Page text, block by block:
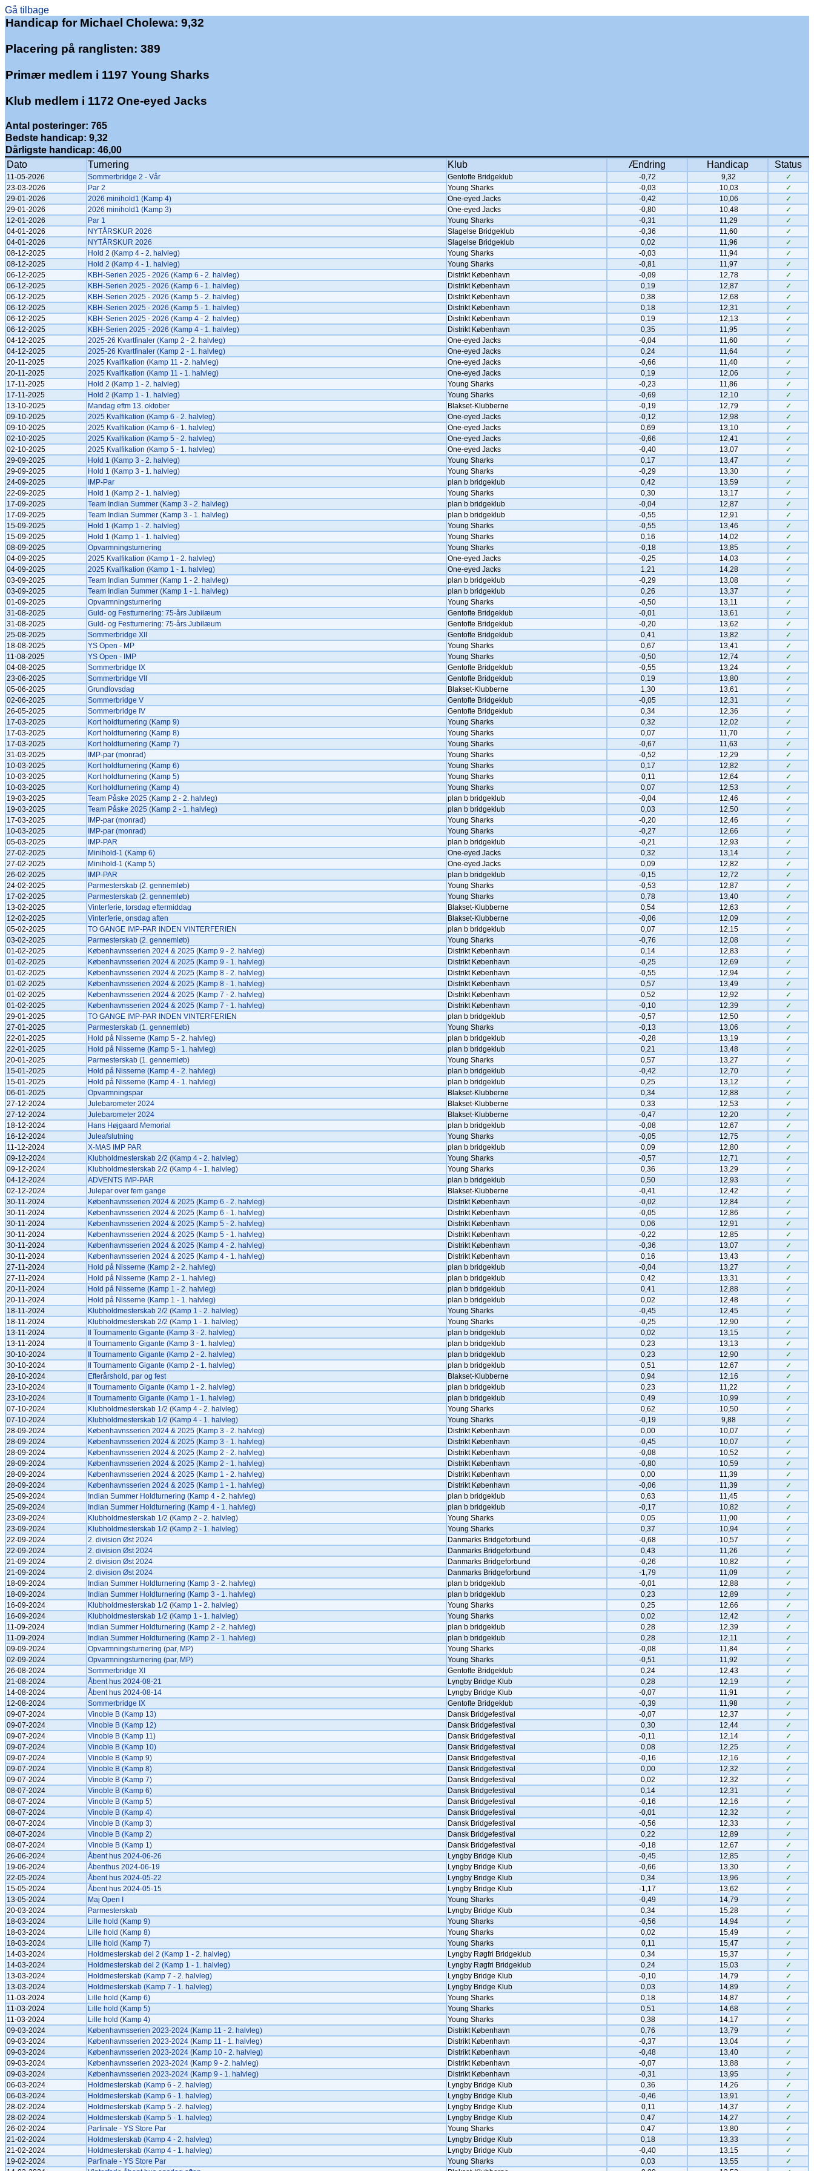
Gå tilbage
Handicap for Michael Cholewa: 9,32
Placering på ranglisten: 389
Primær medlem i 1197 Young Sharks
Klub medlem i 1172 One-eyed Jacks
Antal posteringer: 765
Bedste handicap: 9,32
Dårligste handicap: 46,00
Dato
Turnering Klub Ændring Handicap Status
11-05-2026 Sommerbridge 2 - Vår Gentofte Bridgeklub -0,72 9,32
✓
23-03-2026
Par 2 Young Sharks -0,03 10,03
✓
29-01-2026
2026 minihold1 (Kamp 4) One-eyed Jacks -0,42 10,06
✓
29-01-2026
2026 minihold1 (Kamp 3) One-eyed Jacks -0,80 10,48
✓
12-01-2026
Par 1 Young Sharks -0,31 11,29
✓
04-01-2026
NYTÅRSKUR 2026 Slagelse Bridgeklub -0,36 11,60
✓
04-01-2026
NYTÅRSKUR 2026 Slagelse Bridgeklub 0,02 11,96
✓
08-12-2025
Hold 2 (Kamp 4 - 2. halvleg) Young Sharks -0,03 11,94
✓
08-12-2025
Hold 2 (Kamp 4 - 1. halvleg) Young Sharks -0,81 11,97
✓
06-12-2025
KBH-Serien 2025 - 2026 (Kamp 6 - 2. halvleg) Distrikt København -0,09 12,78
✓
06-12-2025
KBH-Serien 2025 - 2026 (Kamp 6 - 1. halvleg) Distrikt København 0,19 12,87
✓
06-12-2025
KBH-Serien 2025 - 2026 (Kamp 5 - 2. halvleg) Distrikt København 0,38 12,68
✓
06-12-2025
KBH-Serien 2025 - 2026 (Kamp 5 - 1. halvleg) Distrikt København 0,18 12,31
✓
06-12-2025
KBH-Serien 2025 - 2026 (Kamp 4 - 2. halvleg) Distrikt København 0,19 12,13
✓
06-12-2025
KBH-Serien 2025 - 2026 (Kamp 4 - 1. halvleg) Distrikt København 0,35 11,95
✓
04-12-2025
2025-26 Kvartfinaler (Kamp 2 - 2. halvleg) One-eyed Jacks -0,04 11,60
✓
04-12-2025
2025-26 Kvartfinaler (Kamp 2 - 1. halvleg) One-eyed Jacks 0,24 11,64
✓
20-11-2025
2025 Kvalfikation (Kamp 11 - 2. halvleg) One-eyed Jacks -0,66 11,40
✓
20-11-2025
2025 Kvalfikation (Kamp 11 - 1. halvleg) One-eyed Jacks 0,19 12,06
✓
17-11-2025
Hold 2 (Kamp 1 - 2. halvleg) Young Sharks -0,23 11,86
✓
17-11-2025
Hold 2 (Kamp 1 - 1. halvleg) Young Sharks -0,69 12,10
✓
13-10-2025
Mandag eftm 13. oktober Blakset-Klubberne -0,19 12,79
✓
09-10-2025
2025 Kvalfikation (Kamp 6 - 2. halvleg) One-eyed Jacks -0,12 12,98
✓
09-10-2025
2025 Kvalfikation (Kamp 6 - 1. halvleg) One-eyed Jacks 0,69 13,10
✓
02-10-2025
2025 Kvalfikation (Kamp 5 - 2. halvleg) One-eyed Jacks -0,66 12,41
✓
02-10-2025
2025 Kvalfikation (Kamp 5 - 1. halvleg) One-eyed Jacks -0,40 13,07
✓
29-09-2025
Hold 1 (Kamp 3 - 2. halvleg) Young Sharks 0,17 13,47
✓
29-09-2025
Hold 1 (Kamp 3 - 1. halvleg) Young Sharks -0,29 13,30
✓
24-09-2025
IMP-Par plan b bridgeklub 0,42 13,59
✓
22-09-2025
Hold 1 (Kamp 2 - 1. halvleg) Young Sharks 0,30 13,17
✓
17-09-2025
Team Indian Summer (Kamp 3 - 2. halvleg) plan b bridgeklub -0,04 12,87
✓
17-09-2025
Team Indian Summer (Kamp 3 - 1. halvleg) plan b bridgeklub -0,55 12,91
✓
15-09-2025
Hold 1 (Kamp 1 - 2. halvleg) Young Sharks -0,55 13,46
✓
15-09-2025
Hold 1 (Kamp 1 - 1. halvleg) Young Sharks 0,16 14,02
✓
08-09-2025
Opvarmningsturnering Young Sharks -0,18 13,85
✓
04-09-2025
2025 Kvalfikation (Kamp 1 - 2. halvleg) One-eyed Jacks -0,25 14,03
✓
04-09-2025
2025 Kvalfikation (Kamp 1 - 1. halvleg) One-eyed Jacks 1,21 14,28
✓
03-09-2025
Team Indian Summer (Kamp 1 - 2. halvleg) plan b bridgeklub -0,29 13,08
✓
03-09-2025
Team Indian Summer (Kamp 1 - 1. halvleg) plan b bridgeklub 0,26 13,37
✓
01-09-2025
Opvarmningsturnering Young Sharks -0,50 13,11
✓
31-08-2025
Guld- og Festturnering: 75-års Jubilæum Gentofte Bridgeklub -0,01 13,61
✓
31-08-2025
Guld- og Festturnering: 75-års Jubilæum Gentofte Bridgeklub -0,20 13,62
✓
25-08-2025
Sommerbridge XII Gentofte Bridgeklub 0,41 13,82
✓
18-08-2025
YS Open - MP Young Sharks 0,67 13,41
✓
11-08-2025
YS Open - IMP Young Sharks -0,50 12,74
✓
04-08-2025
Sommerbridge IX Gentofte Bridgeklub -0,55 13,24
✓
23-06-2025
Sommerbridge VII Gentofte Bridgeklub 0,19 13,80
✓
05-06-2025
Grundlovsdag Blakset-Klubberne 1,30 13,61
✓
02-06-2025
Sommerbridge V Gentofte Bridgeklub -0,05 12,31
✓
26-05-2025
Sommerbridge IV Gentofte Bridgeklub 0,34 12,36
✓
17-03-2025
Kort holdturnering (Kamp 9) Young Sharks 0,32 12,02
✓
17-03-2025
Kort holdturnering (Kamp 8) Young Sharks 0,07 11,70
✓
17-03-2025
Kort holdturnering (Kamp 7) Young Sharks -0,67 11,63
✓
31-03-2025
IMP-par (monrad) Young Sharks -0,52 12,29
✓
10-03-2025
Kort holdturnering (Kamp 6) Young Sharks 0,17 12,82
✓
10-03-2025
Kort holdturnering (Kamp 5) Young Sharks 0,11 12,64
✓
10-03-2025
Kort holdturnering (Kamp 4) Young Sharks 0,07 12,53
✓
19-03-2025
Team Påske 2025 (Kamp 2 - 2. halvleg) plan b bridgeklub -0,04 12,46
✓
19-03-2025
Team Påske 2025 (Kamp 2 - 1. halvleg) plan b bridgeklub 0,03 12,50
✓
17-03-2025
IMP-par (monrad) Young Sharks -0,20 12,46
✓
10-03-2025
IMP-par (monrad) Young Sharks -0,27 12,66
✓
05-03-2025
IMP-PAR plan b bridgeklub -0,21 12,93
✓
27-02-2025
Minihold-1 (Kamp 6) One-eyed Jacks 0,32 13,14
✓
27-02-2025
Minihold-1 (Kamp 5) One-eyed Jacks 0,09 12,82
✓
26-02-2025
IMP-PAR plan b bridgeklub -0,15 12,72
✓
24-02-2025
Parmesterskab (2. gennemløb) Young Sharks -0,53 12,87
✓
17-02-2025
Parmesterskab (2. gennemløb) Young Sharks 0,78 13,40
✓
13-02-2025
Vinterferie, torsdag eftermiddag Blakset-Klubberne 0,54 12,63
✓
12-02-2025
Vinterferie, onsdag aften Blakset-Klubberne -0,06 12,09
✓
05-02-2025
TO GANGE IMP-PAR INDEN VINTERFERIEN plan b bridgeklub 0,07 12,15
✓
03-02-2025
Parmesterskab (2. gennemløb) Young Sharks -0,76 12,08
✓
01-02-2025
Københavnsserien 2024 & 2025 (Kamp 9 - 2. halvleg) Distrikt København 0,14 12,83
✓
01-02-2025
Københavnsserien 2024 & 2025 (Kamp 9 - 1. halvleg) Distrikt København -0,25 12,69
✓
01-02-2025
Københavnsserien 2024 & 2025 (Kamp 8 - 2. halvleg) Distrikt København -0,55 12,94
✓
01-02-2025
Københavnsserien 2024 & 2025 (Kamp 8 - 1. halvleg) Distrikt København 0,57 13,49
✓
01-02-2025
Københavnsserien 2024 & 2025 (Kamp 7 - 2. halvleg) Distrikt København 0,52 12,92
✓
01-02-2025
Københavnsserien 2024 & 2025 (Kamp 7 - 1. halvleg) Distrikt København -0,10 12,39
✓
29-01-2025
TO GANGE IMP-PAR INDEN VINTERFERIEN plan b bridgeklub -0,57 12,50
✓
27-01-2025
Parmesterskab (1. gennemløb) Young Sharks -0,13 13,06
✓
22-01-2025
Hold på Nisserne (Kamp 5 - 2. halvleg) plan b bridgeklub -0,28 13,19
✓
22-01-2025
Hold på Nisserne (Kamp 5 - 1. halvleg) plan b bridgeklub 0,21 13,48
✓
20-01-2025
Parmesterskab (1. gennemløb) Young Sharks 0,57 13,27
✓
15-01-2025
Hold på Nisserne (Kamp 4 - 2. halvleg) plan b bridgeklub -0,42 12,70
✓
15-01-2025
Hold på Nisserne (Kamp 4 - 1. halvleg) plan b bridgeklub 0,25 13,12
✓
06-01-2025
Opvarmningspar Blakset-Klubberne 0,34 12,88
✓
27-12-2024
Julebarometer 2024 Blakset-Klubberne 0,33 12,53
✓
27-12-2024
Julebarometer 2024 Blakset-Klubberne -0,47 12,20
✓
18-12-2024
Hans Højgaard Memorial plan b bridgeklub -0,08 12,67
✓
16-12-2024
Juleafslutning Young Sharks -0,05 12,75
✓
11-12-2024
X-MAS IMP PAR plan b bridgeklub 0,09 12,80
✓
09-12-2024
Klubholdmesterskab 2/2 (Kamp 4 - 2. halvleg) Young Sharks -0,57 12,71
✓
09-12-2024
Klubholdmesterskab 2/2 (Kamp 4 - 1. halvleg) Young Sharks 0,36 13,29
✓
04-12-2024
ADVENTS IMP-PAR plan b bridgeklub 0,50 12,93
✓
02-12-2024
Julepar over fem gange Blakset-Klubberne -0,41 12,42
✓
30-11-2024
Københavnsserien 2024 & 2025 (Kamp 6 - 2. halvleg) Distrikt København -0,02 12,84
✓
30-11-2024
Københavnsserien 2024 & 2025 (Kamp 6 - 1. halvleg) Distrikt København -0,05 12,86
✓
30-11-2024
Københavnsserien 2024 & 2025 (Kamp 5 - 2. halvleg) Distrikt København 0,06 12,91
✓
30-11-2024
Københavnsserien 2024 & 2025 (Kamp 5 - 1. halvleg) Distrikt København -0,22 12,85
✓
30-11-2024
Københavnsserien 2024 & 2025 (Kamp 4 - 2. halvleg) Distrikt København -0,36 13,07
✓
30-11-2024
Københavnsserien 2024 & 2025 (Kamp 4 - 1. halvleg) Distrikt København 0,16 13,43
✓
27-11-2024
Hold på Nisserne (Kamp 2 - 2. halvleg) plan b bridgeklub -0,04 13,27
✓
27-11-2024
Hold på Nisserne (Kamp 2 - 1. halvleg) plan b bridgeklub 0,42 13,31
✓
20-11-2024
Hold på Nisserne (Kamp 1 - 2. halvleg) plan b bridgeklub 0,41 12,88
✓
20-11-2024
Hold på Nisserne (Kamp 1 - 1. halvleg) plan b bridgeklub 0,02 12,48
✓
18-11-2024
Klubholdmesterskab 2/2 (Kamp 1 - 2. halvleg) Young Sharks -0,45 12,45
✓
18-11-2024
Klubholdmesterskab 2/2 (Kamp 1 - 1. halvleg) Young Sharks -0,25 12,90
✓
13-11-2024
Il Tournamento Gigante (Kamp 3 - 2. halvleg) plan b bridgeklub 0,02 13,15
✓
13-11-2024
Il Tournamento Gigante (Kamp 3 - 1. halvleg) plan b bridgeklub 0,23 13,13
✓
30-10-2024
Il Tournamento Gigante (Kamp 2 - 2. halvleg) plan b bridgeklub 0,23 12,90
✓
30-10-2024
Il Tournamento Gigante (Kamp 2 - 1. halvleg) plan b bridgeklub 0,51 12,67
✓
28-10-2024
Efterårshold, par og fest Blakset-Klubberne 0,94 12,16
✓
23-10-2024
Il Tournamento Gigante (Kamp 1 - 2. halvleg) plan b bridgeklub 0,23 11,22
✓
23-10-2024
Il Tournamento Gigante (Kamp 1 - 1. halvleg) plan b bridgeklub 0,49 10,99
✓
07-10-2024
Klubholdmesterskab 1/2 (Kamp 4 - 2. halvleg) Young Sharks 0,62 10,50
✓
07-10-2024
Klubholdmesterskab 1/2 (Kamp 4 - 1. halvleg) Young Sharks -0,19 9,88
✓
28-09-2024
Københavnsserien 2024 & 2025 (Kamp 3 - 2. halvleg) Distrikt København 0,00 10,07
✓
28-09-2024
Københavnsserien 2024 & 2025 (Kamp 3 - 1. halvleg) Distrikt København -0,45 10,07
✓
28-09-2024
Københavnsserien 2024 & 2025 (Kamp 2 - 2. halvleg) Distrikt København -0,08 10,52
✓
28-09-2024
Københavnsserien 2024 & 2025 (Kamp 2 - 1. halvleg) Distrikt København -0,80 10,59
✓
28-09-2024
Københavnsserien 2024 & 2025 (Kamp 1 - 2. halvleg) Distrikt København 0,00 11,39
✓
28-09-2024
Københavnsserien 2024 & 2025 (Kamp 1 - 1. halvleg) Distrikt København -0,06 11,39
✓
25-09-2024
Indian Summer Holdturnering (Kamp 4 - 2. halvleg) plan b bridgeklub 0,63 11,45
✓
25-09-2024
Indian Summer Holdturnering (Kamp 4 - 1. halvleg) plan b bridgeklub -0,17 10,82
✓
23-09-2024
Klubholdmesterskab 1/2 (Kamp 2 - 2. halvleg) Young Sharks 0,05 11,00
✓
23-09-2024
Klubholdmesterskab 1/2 (Kamp 2 - 1. halvleg) Young Sharks 0,37 10,94
✓
22-09-2024
2. division Øst 2024 Danmarks Bridgeforbund -0,68 10,57
✓
22-09-2024
2. division Øst 2024 Danmarks Bridgeforbund 0,43 11,26
✓
21-09-2024
2. division Øst 2024 Danmarks Bridgeforbund -0,26 10,82
✓
21-09-2024
2. division Øst 2024 Danmarks Bridgeforbund -1,79 11,09
✓
18-09-2024
Indian Summer Holdturnering (Kamp 3 - 2. halvleg) plan b bridgeklub -0,01 12,88
✓
18-09-2024
Indian Summer Holdturnering (Kamp 3 - 1. halvleg) plan b bridgeklub 0,23 12,89
✓
16-09-2024
Klubholdmesterskab 1/2 (Kamp 1 - 2. halvleg) Young Sharks 0,25 12,66
✓
16-09-2024
Klubholdmesterskab 1/2 (Kamp 1 - 1. halvleg) Young Sharks 0,02 12,42
✓
11-09-2024
Indian Summer Holdturnering (Kamp 2 - 2. halvleg) plan b bridgeklub 0,28 12,39
✓
11-09-2024
Indian Summer Holdturnering (Kamp 2 - 1. halvleg) plan b bridgeklub 0,28 12,11
✓
09-09-2024
Opvarmningsturnering (par, MP) Young Sharks -0,08 11,84
✓
02-09-2024
Opvarmningsturnering (par, MP) Young Sharks -0,51 11,92
✓
26-08-2024
Sommerbridge XI Gentofte Bridgeklub 0,24 12,43
✓
21-08-2024
Åbent hus 2024-08-21 Lyngby Bridge Klub 0,28 12,19
✓
14-08-2024
Åbent hus 2024-08-14 Lyngby Bridge Klub -0,07 11,91
✓
12-08-2024
Sommerbridge IX Gentofte Bridgeklub -0,39 11,98
✓
09-07-2024
Vinoble B (Kamp 13) Dansk Bridgefestival -0,07 12,37
✓
09-07-2024
Vinoble B (Kamp 12) Dansk Bridgefestival 0,30 12,44
✓
09-07-2024
Vinoble B (Kamp 11) Dansk Bridgefestival -0,11 12,14
✓
09-07-2024
Vinoble B (Kamp 10) Dansk Bridgefestival 0,08 12,25
✓
09-07-2024
Vinoble B (Kamp 9) Dansk Bridgefestival -0,16 12,16
✓
09-07-2024
Vinoble B (Kamp 8) Dansk Bridgefestival 0,00 12,32
✓
09-07-2024
Vinoble B (Kamp 7) Dansk Bridgefestival 0,02 12,32
✓
08-07-2024
Vinoble B (Kamp 6) Dansk Bridgefestival 0,14 12,31
✓
08-07-2024
Vinoble B (Kamp 5) Dansk Bridgefestival -0,16 12,16
✓
08-07-2024
Vinoble B (Kamp 4) Dansk Bridgefestival -0,01 12,32
✓
08-07-2024
Vinoble B (Kamp 3) Dansk Bridgefestival -0,56 12,33
✓
08-07-2024
Vinoble B (Kamp 2) Dansk Bridgefestival 0,22 12,89
✓
08-07-2024
Vinoble B (Kamp 1) Dansk Bridgefestival -0,18 12,67
✓
26-06-2024
Åbent hus 2024-06-26 Lyngby Bridge Klub -0,45 12,85
✓
19-06-2024
Åbenthus 2024-06-19 Lyngby Bridge Klub -0,66 13,30
✓
22-05-2024
Åbent hus 2024-05-22 Lyngby Bridge Klub 0,34 13,96
✓
15-05-2024
Åbent hus 2024-05-15 Lyngby Bridge Klub -1,17 13,62
✓
13-05-2024
Maj Open I Young Sharks -0,49 14,79
✓
20-03-2024
Parmesterskab Lyngby Bridge Klub 0,34 15,28
✓
18-03-2024
Lille hold (Kamp 9) Young Sharks -0,56 14,94
✓
18-03-2024
Lille hold (Kamp 8) Young Sharks 0,02 15,49
✓
18-03-2024
Lille hold (Kamp 7) Young Sharks 0,11 15,47
✓
14-03-2024
Holdmesterskab del 2 (Kamp 1 - 2. halvleg) Lyngby Røgfri Bridgeklub 0,34 15,37
✓
14-03-2024
Holdmesterskab del 2 (Kamp 1 - 1. halvleg) Lyngby Røgfri Bridgeklub 0,24 15,03
✓
13-03-2024
Holdmesterskab (Kamp 7 - 2. halvleg) Lyngby Bridge Klub -0,10 14,79
✓
13-03-2024
Holdmesterskab (Kamp 7 - 1. halvleg) Lyngby Bridge Klub 0,03 14,89
✓
11-03-2024
Lille hold (Kamp 6) Young Sharks 0,18 14,87
✓
11-03-2024
Lille hold (Kamp 5) Young Sharks 0,51 14,68
✓
11-03-2024
Lille hold (Kamp 4) Young Sharks 0,38 14,17
✓
09-03-2024
Københavnsserien 2023-2024 (Kamp 11 - 2. halvleg) Distrikt København 0,76 13,79
✓
09-03-2024
Københavnsserien 2023-2024 (Kamp 11 - 1. halvleg) Distrikt København -0,37 13,04
✓
09-03-2024
Københavnsserien 2023-2024 (Kamp 10 - 2. halvleg) Distrikt København -0,48 13,40
✓
09-03-2024
Københavnsserien 2023-2024 (Kamp 9 - 2. halvleg) Distrikt København -0,07 13,88
✓
09-03-2024
Københavnsserien 2023-2024 (Kamp 9 - 1. halvleg) Distrikt København -0,31 13,95
✓
06-03-2024
Holdmesterskab (Kamp 6 - 2. halvleg) Lyngby Bridge Klub 0,36 14,26
✓
06-03-2024
Holdmesterskab (Kamp 6 - 1. halvleg) Lyngby Bridge Klub -0,46 13,91
✓
28-02-2024
Holdmesterskab (Kamp 5 - 2. halvleg) Lyngby Bridge Klub 0,11 14,37
✓
28-02-2024
Holdmesterskab (Kamp 5 - 1. halvleg) Lyngby Bridge Klub 0,47 14,27
✓
26-02-2024
Parfinale - YS Store Par Young Sharks 0,47 13,80
✓
21-02-2024
Holdmesterskab (Kamp 4 - 2. halvleg) Lyngby Bridge Klub 0,18 13,33
✓
21-02-2024
Holdmesterskab (Kamp 4 - 1. halvleg) Lyngby Bridge Klub -0,40 13,15
✓
19-02-2024
Parfinale - YS Store Par Young Sharks 0,03 13,55
✓